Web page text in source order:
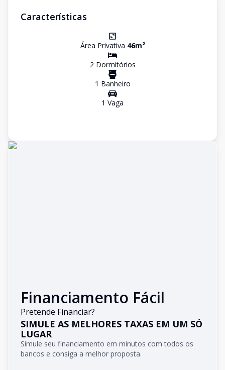
Características
Área Privativa 46m²
2Dormitórios
1 Banheiro
1 Vaga
Financiamento Fácil
Pretende Financiar?
SIMULE AS MELHORES TAXAS EM UM SÓ
LUGAR
Simule seu financiamento em minutos com todos os
bancos e consiga a melhor proposta.